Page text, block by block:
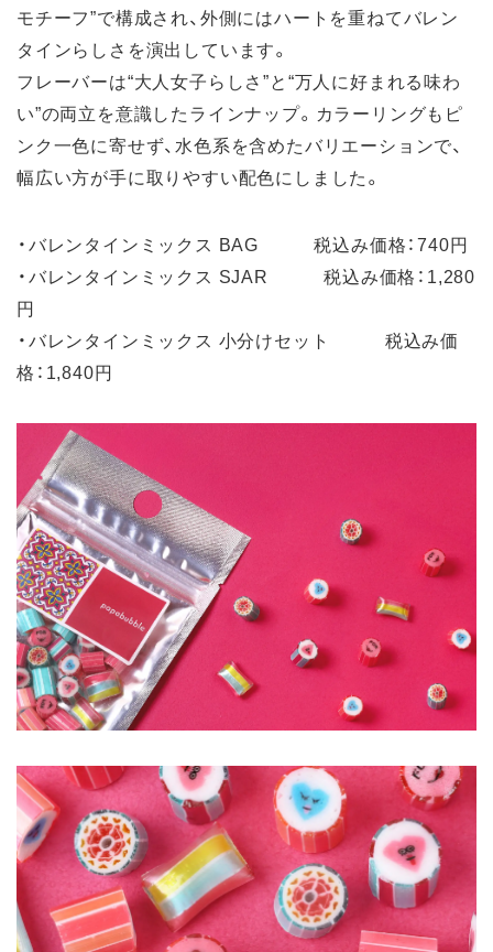
モチーフ”で構成され、外側にはハートを重ねてバレン
タインらしさを演出しています。
フレーバーは“大人女子らしさ”と“万人に好まれる味わ
い”の両立を意識したラインナップ。カラーリングもピ
ンク一色に寄せず、水色系を含めたバリエーションで、
幅広い方が手に取りやすい配色にしました。
・バレンタインミックス BAG 税込み価格：740円
・バレンタインミックス SJAR 税込み価格：1,280
円
・バレンタインミックス 小分けセット 税込み価
格：1,840円